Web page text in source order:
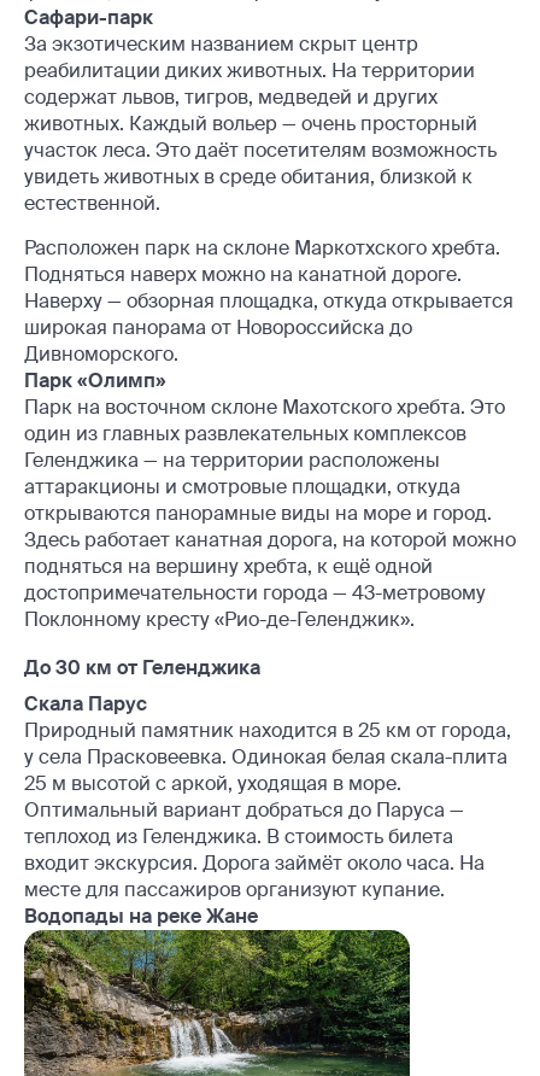
Сафари-парк
За экзотическим названием скрыт центр
реабилитации диких животных. На территории
содержат львов, тигров, медведей и других
животных. Каждый вольер — очень просторный
участок леса. Это даёт посетителям возможность
увидеть животных в среде обитания, близкой к
естественной.
Расположен парк на склоне Маркотхского хребта.
Подняться наверх можно на канатной дороге.
Наверху — обзорная площадка, откуда открывается
широкая панорама от Новороссийска до
Дивноморского.
Парк «Олимп»
Парк на восточном склоне Махотского хребта. Это
один из главных развлекательных комплексов
Геленджика — на территории расположены
аттаракционы и смотровые площадки, откуда
открываются панорамные виды на море и город.
Здесь работает канатная дорога, на которой можно
подняться на вершину хребта, к ещё одной
достопримечательности города — 43-метровому
Поклонному кресту «Рио-де-Геленджик».
До 30 км от Геленджика
Скала Парус
Природный памятник находится в 25 км от города,
у села Прасковеевка. Одинокая белая скала-плита
25 м высотой с аркой, уходящая в море.
Оптимальный вариант добраться до Паруса —
теплоход из Геленджика. В стоимость билета
входит экскурсия. Дорога займёт около часа. На
месте для пассажиров организуют купание.
Водопады на реке Жане